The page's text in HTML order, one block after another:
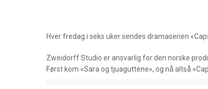
Hver fredag i seks uker sendes dramaserien
Zweidorff Studio er ansvarlig for den norske
Først kom «Sara og tjuaguttene», og nå altså